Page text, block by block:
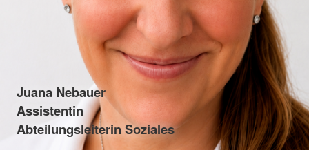
Juana Nebauer
Assistentin
Abteilungsleiterin Soziales